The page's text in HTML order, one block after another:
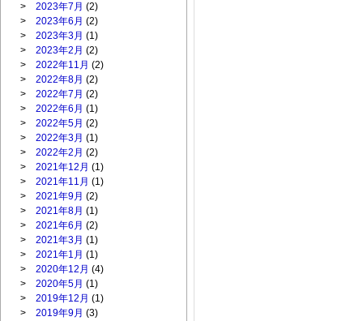
> 2023年7月 (2)
> 2023年6月 (2)
> 2023年3月 (1)
> 2023年2月 (2)
> 2022年11月 (2)
> 2022年8月 (2)
> 2022年7月 (2)
> 2022年6月 (1)
> 2022年5月 (2)
> 2022年3月 (1)
> 2022年2月 (2)
> 2021年12月 (1)
> 2021年11月 (1)
> 2021年9月 (2)
> 2021年8月 (1)
> 2021年6月 (2)
> 2021年3月 (1)
> 2021年1月 (1)
> 2020年12月 (4)
> 2020年5月 (1)
> 2019年12月 (1)
> 2019年9月 (3)